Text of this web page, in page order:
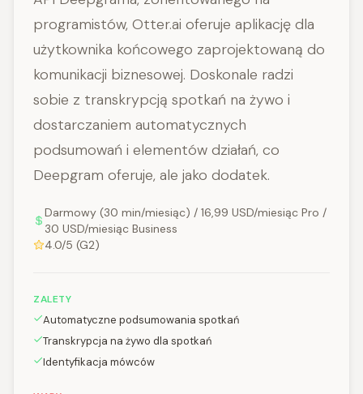
programistów, Otter.ai oferuje aplikację dla
użytkownika końcowego zaprojektowaną do
komunikacji biznesowej. Doskonale radzi
sobie z transkrypcją spotkań na żywo i
dostarczaniem automatycznych
podsumowań i elementów działań, co
Deepgram oferuje, ale jako dodatek.
Darmowy (30 min/miesiąc) / 16,99 USD/miesiąc Pro /
30 USD/miesiąc Business
4.0/5 (G2)
ZALETY
Automatyczne podsumowania spotkań
Transkrypcja na żywo dla spotkań
Identyfikacja mówców